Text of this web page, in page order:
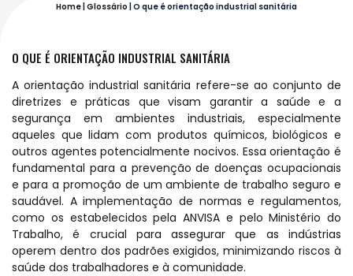
Home Glossário O que é orientação industrial sanitária
O QUE É ORIENTAÇÃO INDUSTRIAL SANITÁRIA
A orientação industrial sanitária refere-se ao conjunto de
diretrizes e práticas que visam garantir a saúde e a
segurança em ambientes industriais, especialmente
aqueles que lidam com produtos químicos, biológicos e
outros agentes potencialmente nocivos. Essa orientação é
fundamental para a prevenção de doenças ocupacionais
e para a promoção de um ambiente de trabalho seguro e
saudável. A implementação de normas e regulamentos,
como os estabelecidos pela ANVISA e pelo Ministério do
Trabalho, é crucial para assegurar que as indústrias
operem dentro dos padrões exigidos, minimizando riscos à
saúde dos trabalhadores e à comunidade.